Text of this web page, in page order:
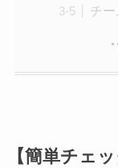
チ
【簡単チェ